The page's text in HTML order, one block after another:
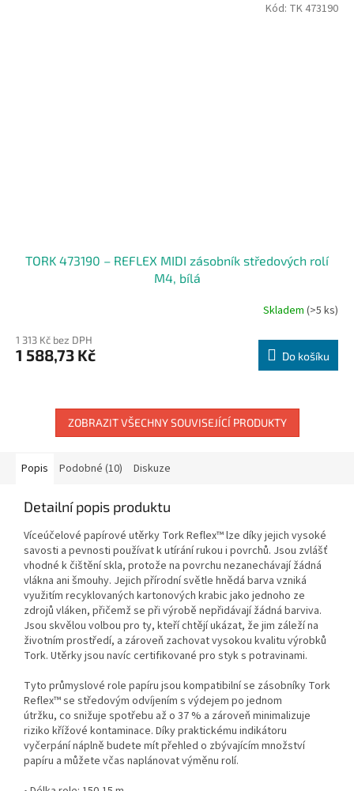
TORK 473190 – REFLEX MIDI zásobník středových rolí
M4, bílá
Skladem (>5 ks)
1 313 Kč bez DPH
1 588,73 Kč Do košíku
Kód: TK 473190
ZOBRAZIT VŠECHNY SOUVISEJÍCÍ PRODUKTY
Popis Podobné (10) Diskuze
Detailní popis produktu
Víceúčelové papírové utěrky Tork Reflex™ lze díky jejich vysoké
savosti a pevnosti používat k utírání rukou i povrchů. Jsou zvlášť
vhodné k čištění skla, protože na povrchu nezanechávají žádná
vlákna ani šmouhy. Jejich přírodní světle hnědá barva vzniká
využitím recyklovaných kartonových krabic jako jednoho ze
zdrojů vláken, přičemž se při výrobě nepřidávají žádná barviva.
Jsou skvělou volbou pro ty, kteří chtějí ukázat, že jim záleží na
životním prostředí, a zároveň zachovat vysokou kvalitu výrobků
Tork. Utěrky jsou navíc certifikované pro styk s potravinami.
Tyto průmyslové role papíru jsou kompatibilní se zásobníky Tork
Reflex™ se středovým odvíjením s výdejem po jednom
útržku, co snižuje spotřebu až o 37 % a zároveň minimalizuje
riziko křížové kontaminace. Díky praktickému indikátoru
vyčerpání náplně budete mít přehled o zbývajícím množství
papíru a můžete včas naplánovat výměnu rolí.